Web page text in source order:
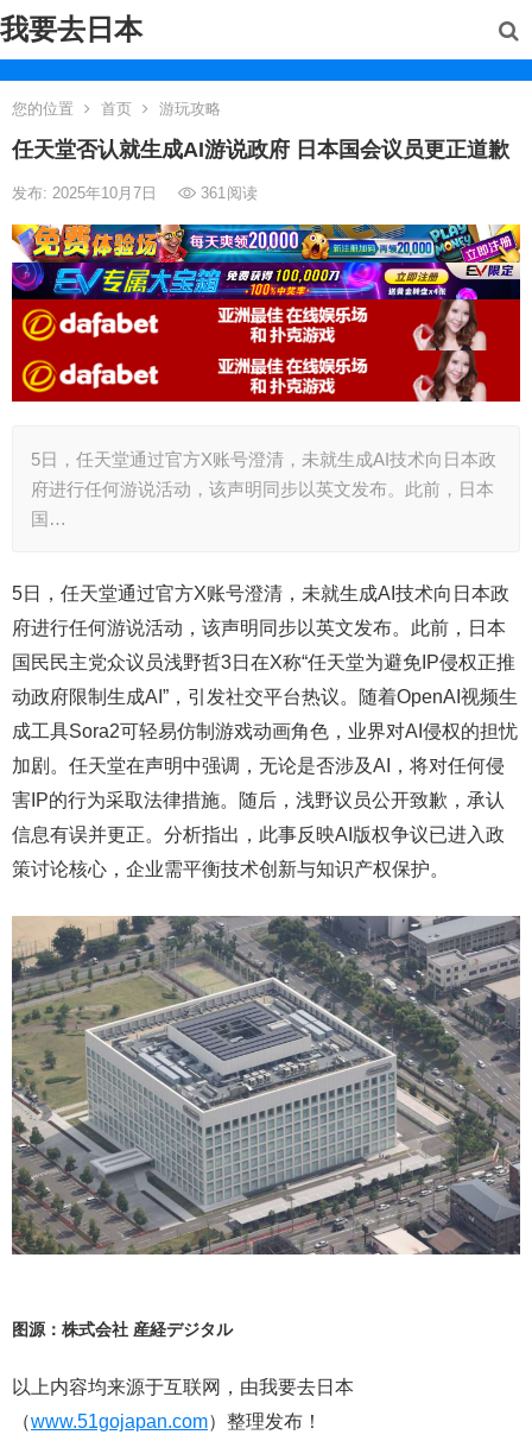
我要去日本
您的位置 首页 游玩攻略
任天堂否认就生成AI游说政府 日本国会议员更正道歉
发布: 2025年10月7日 361阅读
5日，任天堂通过官方X账号澄清，未就生成AI技术向日本政
府进行任何游说活动，该声明同步以英文发布。此前，日本
国…
5日，任天堂通过官方X账号澄清，未就生成AI技术向日本政
府进行任何游说活动，该声明同步以英文发布。此前，日本
国民民主党众议员浅野哲3日在X称“任天堂为避免IP侵权正推
动政府限制生成AI”，引发社交平台热议。随着OpenAI视频生
成工具Sora2可轻易仿制游戏动画角色，业界对AI侵权的担忧
加剧。任天堂在声明中强调，无论是否涉及AI，将对任何侵
害IP的行为采取法律措施。随后，浅野议员公开致歉，承认
信息有误并更正。分析指出，此事反映AI版权争议已进入政
策讨论核心，企业需平衡技术创新与知识产权保护。
图源：株式会社 産経デジタル
以上内容均来源于互联网，由我要去日本
（www.51gojapan.com）整理发布！